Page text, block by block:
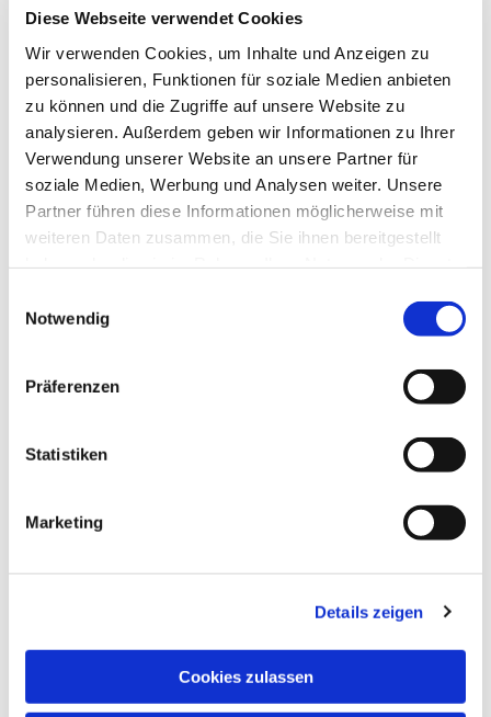
Diese Webseite verwendet Cookies
Wir verwenden Cookies, um Inhalte und Anzeigen zu
personalisieren, Funktionen für soziale Medien anbieten
zu können und die Zugriffe auf unsere Website zu
analysieren. Außerdem geben wir Informationen zu Ihrer
Verwendung unserer Website an unsere Partner für
soziale Medien, Werbung und Analysen weiter. Unsere
Partner führen diese Informationen möglicherweise mit
weiteren Daten zusammen, die Sie ihnen bereitgestellt
Notwendig
Präferenzen
Statistiken
Marketing
Details zeigen
Cookies zulassen
Dies könnte Sie auch
interessieren